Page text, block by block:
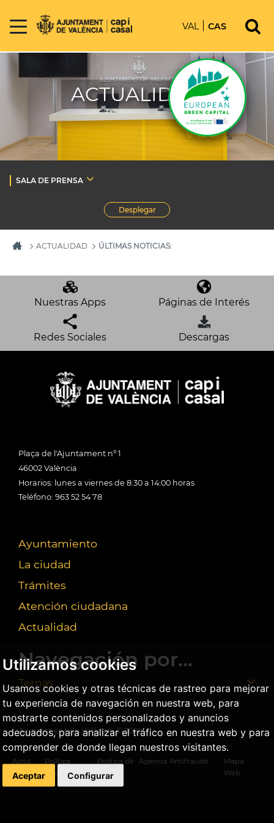
Utilizamos cookies
Usamos cookies y otras técnicas de rastreo para mejorar
tu experiencia de navegación en nuestra web, para
mostrarte contenidos personalizados y anuncios
adecuados, para analizar el tráfico en nuestra web y para
comprender de donde llegan nuestros visitantes.
Aceptar Configurar
VAL CAS
ACTUALIDAD
SALA DE PRENSA
Desplegar
ACTUALIDAD ÚLTIMAS NOTICIAS:
Nuestras Apps Páginas de Interés
Redes Sociales Descargas
Plaça de l'Ajuntament nº 1
46002 València
Horarios: lunes a viernes de 8:30 a 14:00 horas
Teléfono: 963 52 54 78
Ayuntamiento
La ciudad
Trámites
Atención ciudadana
Actualidad
Navegación por...
Temas
Ajuntament de València ©2026
Aviso
legal
Política
privacidad
Política de
cookies
Agencia Antifraude
Mapa
Web